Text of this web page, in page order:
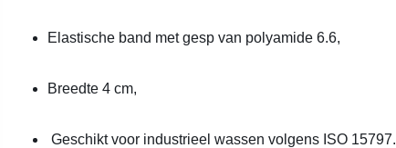
Elastische band met gesp van polyamide 6.6,
Breedte 4 cm,
Geschikt voor industrieel wassen volgens ISO 15797.